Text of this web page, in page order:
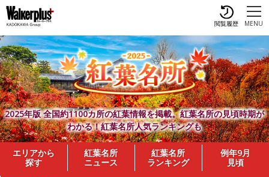
MENU
閲覧履歴
2025年版 全国約1100カ所の紅葉情報を掲載。紅葉名所の見頃時期が
わかる！紅葉名所人気ランキングも
エリアから
探す
紅葉名所
ニュース
紅葉名所
ランキング
例年9月
見頃